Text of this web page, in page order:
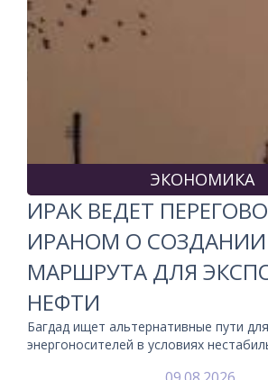
ЭКОНОМИКА
ИРАК ВЕДЕТ
ИРАНОМ О
МАРШРУТА ДЛЯ
НЕФТИ
Багдад ищет альтернативные пути
энергоносителей в условиях